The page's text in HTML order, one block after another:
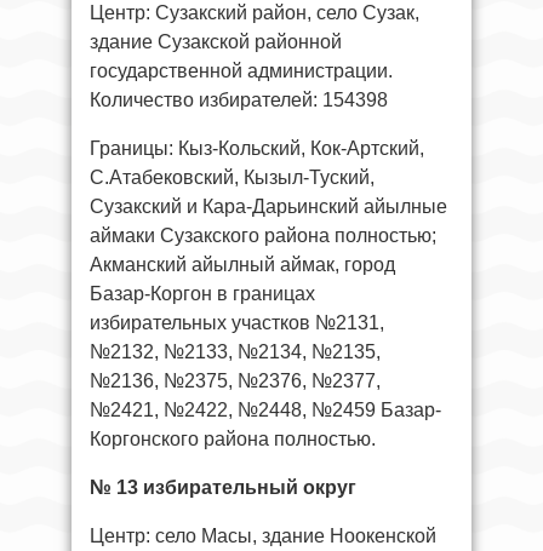
Центр: Сузакский район, село Сузак,
здание Сузакской районной
государственной администрации.
Количество избирателей: 154398
Границы: Кыз-Кольский, Кок-Артский,
С.Атабековский, Кызыл-Туский,
Сузакский и Кара-Дарьинский айылные
аймаки Сузакского района полностью;
Акманский айылный аймак, город
Базар-Коргон в границах
избирательных участков №2131,
№2132, №2133, №2134, №2135,
№2136, №2375, №2376, №2377,
№2421, №2422, №2448, №2459 Базар-
Коргонского района полностью.
№ 13 избирательный округ
Центр: село Масы, здание Ноокенской